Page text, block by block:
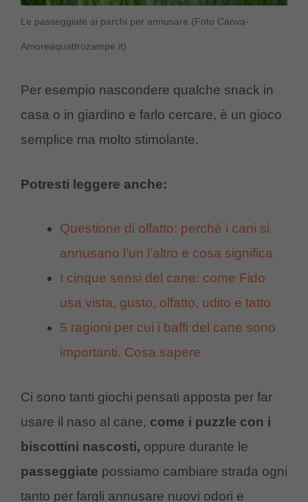
Le passeggiate ai parchi per annusare.(Foto Canva-
Amoreaquattrozampe.it)
Per esempio nascondere qualche snack in
casa o in giardino e farlo cercare, è un gioco
semplice ma molto stimolante.
Potresti leggere anche:
Questione di olfatto: perché i cani si
annusano l’un l’altro e cosa significa
I cinque sensi del cane: come Fido
usa vista, gusto, olfatto, udito e tatto
5 ragioni per cui i baffi del cane sono
importanti. Cosa sapere
Ci sono tanti giochi pensati apposta per far
usare il naso al cane, come i puzzle con i
biscottini nascosti, oppure durante le
passeggiate possiamo cambiare strada ogni
tanto per fargli annusare nuovi odori e